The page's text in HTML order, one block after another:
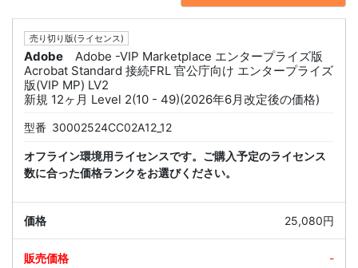
売り切り版(ライセンス)
Adobe
Adobe -VIP Marketplace エンタープライズ版
Acrobat Standard 接続FRL 官公庁向け エンタープライズ
版(VIP MP) LV2
新規 12ヶ月 Level 2(10 - 49)(2026年6月改定後の価格)
型番 30002524CC02A12_12
オフライン環境用ライセンスです。ご購入予定のライセンス
数に合った価格ランクをお選びください。
25,080円
-